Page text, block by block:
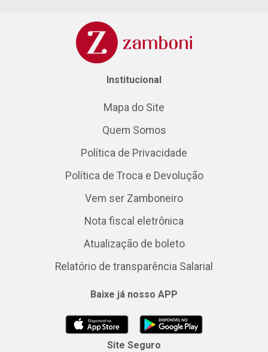
Institucional
Mapa do Site
Quem Somos
Política de Privacidade
Política de Troca e Devolução
Vem ser Zamboneiro
Nota fiscal eletrônica
Atualização de boleto
Relatório de transparência Salarial
Baixe já nosso APP
Site Seguro